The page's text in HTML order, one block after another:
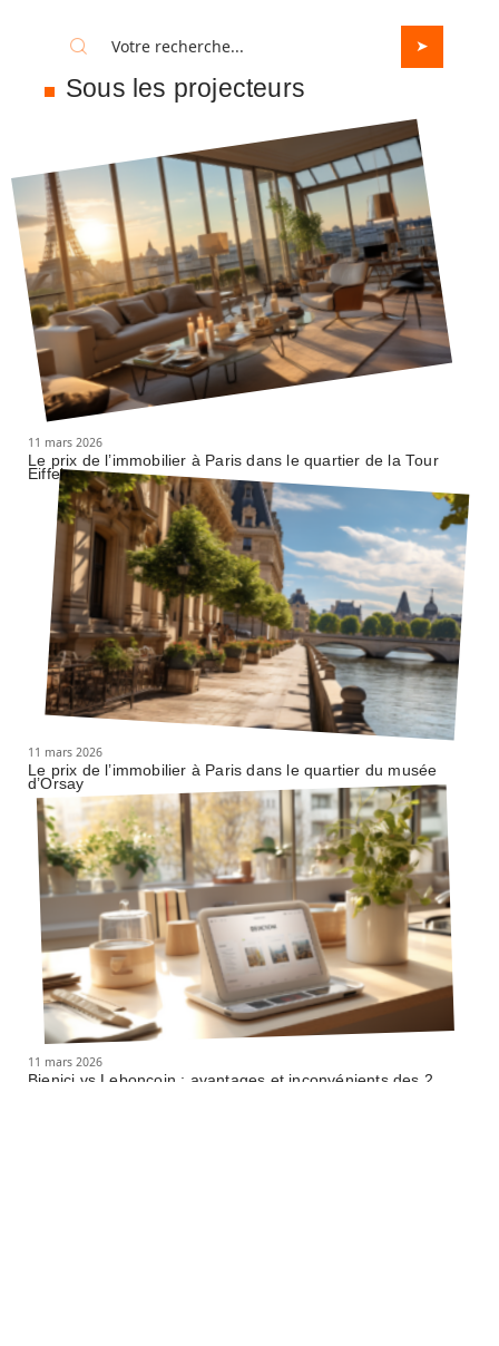
Sous les projecteurs
11 mars 2026
Le prix de l’immobilier à Paris dans le quartier de la Tour
Eiffel
11 mars 2026
Le prix de l’immobilier à Paris dans le quartier du musée
d’Orsay
11 mars 2026
Bienici vs Leboncoin : avantages et inconvénients des 2